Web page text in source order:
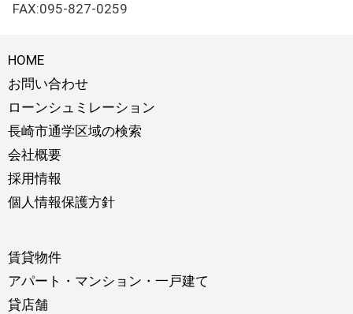
FAX:095-827-0259
HOME
お問い合わせ
ローンシュミレーション
長崎市通学区域の検索
会社概要
採用情報
個人情報保護方針
賃貸物件
アパート・マンション・一戸建て
貸店舗